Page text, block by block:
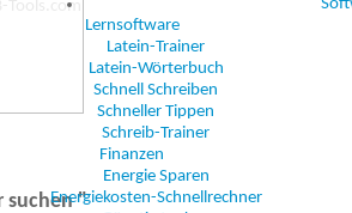
Lernsoftware
Latein-Trainer
Latein-Wörterbuch
Schnell Schreiben
Schneller Tippen
Schreib-Trainer
Finanzen
Energie Sparen
Energiekosten-Schnellrechner
suchen "